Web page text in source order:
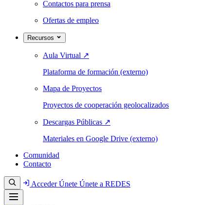
Contactos para prensa
Ofertas de empleo
Recursos
Aula Virtual ↗
Plataforma de formación (externo)
Mapa de Proyectos
Proyectos de cooperación geolocalizados
Descargas Públicas ↗
Materiales en Google Drive (externo)
Comunidad
Contacto
AccederÚnete Únete a REDES